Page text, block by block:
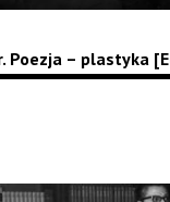
Poezja – plastyka